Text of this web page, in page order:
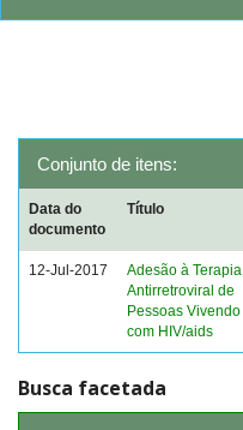
Conjunto de itens:
Data do
documento
Título
12-Jul-2017
Adesão à Terapia
Antirretroviral de
Pessoas Vivendo
com HIV/aids
Busca facetada